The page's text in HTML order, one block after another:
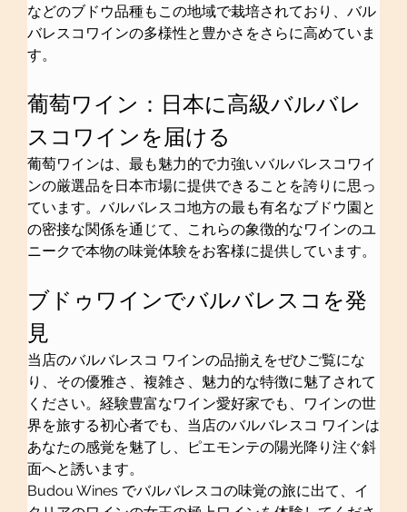
などのブドウ品種もこの地域で栽培されており、バル
バレスコワインの多様性と豊かさをさらに高めていま
す。
葡萄ワイン：日本に高級バルバレ
スコワインを届ける
葡萄ワインは、最も魅力的で力強いバルバレスコワイ
ンの厳選品を日本市場に提供できることを誇りに思っ
ています。バルバレスコ地方の最も有名なブドウ園と
の密接な関係を通じて、これらの象徴的なワインのユ
ニークで本物の味覚体験をお客様に提供しています。
ブドゥワインでバルバレスコを発
見
当店のバルバレスコ ワインの品揃えをぜひご覧にな
り、その優雅さ、複雑さ、魅力的な特徴に魅了されて
ください。経験豊富なワイン愛好家でも、ワインの世
界を旅する初心者でも、当店のバルバレスコ ワインは
あなたの感覚を魅了し、ピエモンテの陽光降り注ぐ斜
面へと誘います。
Budou Wines でバルバレスコの味覚の旅に出て、イ